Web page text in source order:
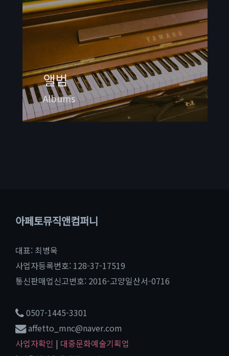
앨범
Albums
아페토뮤직앤컴퍼니
대표: 최병욱
사업자등록번호: 128-37-17519
통신판매업신고번호: 2016-고양일산서-0716
0507-1445-3301
affetto_mnc@naver.com
사업자확인 | 대중문화예술기획업